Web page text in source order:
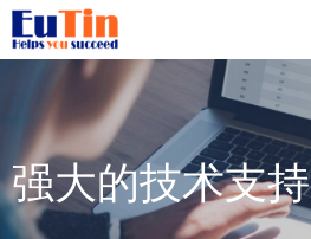
强大的技术支持